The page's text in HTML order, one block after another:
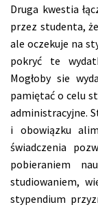
Druga kwestia
przez studenta,
ale oczekuje na
pokryć te
Mogłoby sie
pamiętać o celu
administracyjne.
i obowiązku
świadczenia
pobieraniem
studiowaniem,
stypendium